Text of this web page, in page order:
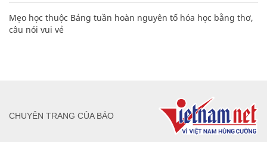
Mẹo học thuộc Bảng tuần hoàn nguyên tố hóa học bằng thơ,
câu nói vui vẻ
CHUYÊN TRANG CỦA BÁO